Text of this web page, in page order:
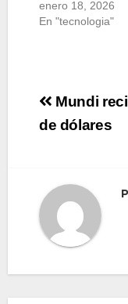
enero 18, 2026
En "tecnologia"
de
Mundi
de dólares